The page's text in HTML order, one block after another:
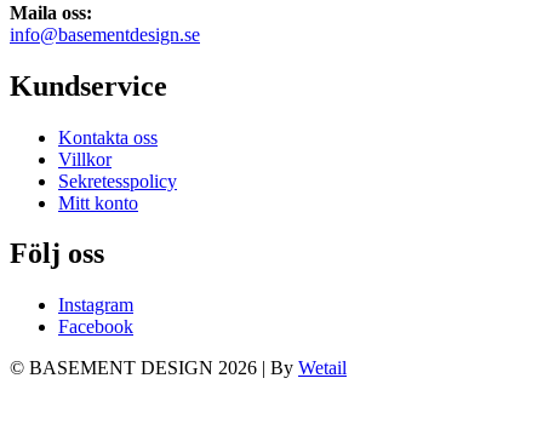
Maila oss:
info@basementdesign.se
Kundservice
Kontakta oss
Villkor
Sekretesspolicy
Mitt konto
Följ oss
Instagram
Facebook
© BASEMENT DESIGN 2026 | By Wetail